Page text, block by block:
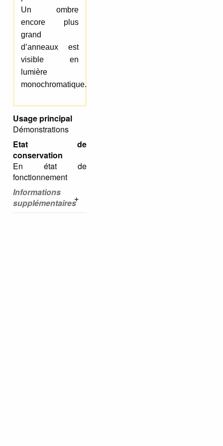
Un ombre
encore plus
grand
d’anneaux est
visible en
lumière
monochromatique.
Usage principal
Démonstrations
Etat de
conservation
En état de
fonctionnement
Informations
supplémentaires